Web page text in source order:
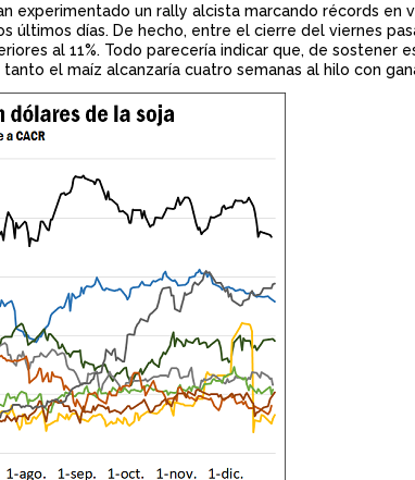
n
c
i
experimentado un rally alcista marcando récords en
últimos días. De hecho, entre el cierre del viernes
al 11%. Todo parecería indicar que, de sostener
el maíz alcanzaría cuatro semanas al hilo con